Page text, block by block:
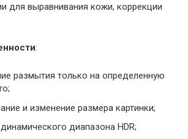
для выравнивания кожи, коррекции
:
размытия только на определенную
и изменение размера картинки;
диапазона HDR;